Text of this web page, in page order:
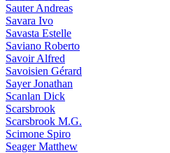
Sauter Andreas
Savara Ivo
Savasta Estelle
Saviano Roberto
Savoir Alfred
Savoisien Gérard
Sayer Jonathan
Scanlan Dick
Scarsbrook
Scarsbrook M.G.
Scimone Spiro
Seager Matthew